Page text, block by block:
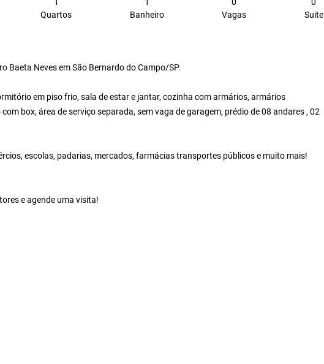
Quartos
Banheiro
Vagas
Suite
Baeta Neves em São Bernardo do Campo/SP.
em piso frio, sala de estar e jantar, cozinha com armários, armários
box, área de serviço separada, sem vaga de garagem, prédio de 08 andares , 02
escolas, padarias, mercados, farmácias transportes públicos e muito mais!
e agende uma visita!